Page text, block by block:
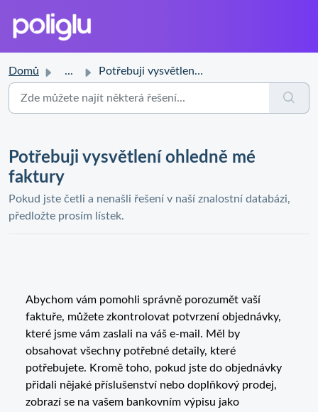
Domů ... Potřebuji vysvětlení ohledně mé faktury
Potřebuji vysvětlení ohledně mé
faktury
Pokud jste četli a nenašli řešení v naší znalostní databázi,
předložte prosím lístek.
Abychom vám pomohli správně porozumět vaší
faktuře, můžete zkontrolovat potvrzení objednávky,
které jsme vám zaslali na váš e-mail. Měl by
obsahovat všechny potřebné detaily, které
potřebujete. Kromě toho, pokud jste do objednávky
přidali nějaké příslušenství nebo doplňkový prodej,
zobrazí se na vašem bankovním výpisu jako